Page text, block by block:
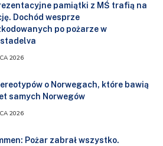
pamiątki z MŚ trafią na
Dochód wesprze
po pożarze w
2026
o Norwegach, które bawią
samych Norwegów
2026
Pożar zabrał wszystko.